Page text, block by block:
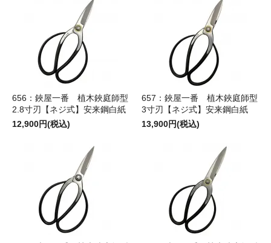
656：鋏屋一番 植木鋏庭師型
2.8寸刃【ネジ式】安来鋼白紙
12,900円(税込)
657：鋏屋一番 植木鋏庭師型
3寸刃【ネジ式】安来鋼白紙
13,900円(税込)